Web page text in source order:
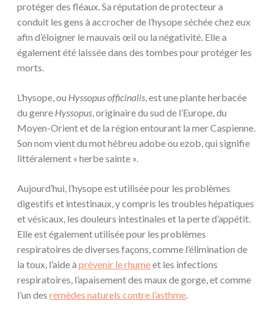
protéger des fléaux. Sa réputation de protecteur a
conduit les gens à accrocher de l’hysope séchée chez eux
afin d’éloigner le mauvais œil ou la négativité. Elle a
également été laissée dans des tombes pour protéger les
morts.
L’hysope, ou Hyssopus officinalis, est une plante herbacée
du genre Hyssopus, originaire du sud de l’Europe, du
Moyen-Orient et de la région entourant la mer Caspienne.
Son nom vient du mot hébreu adobe ou ezob, qui signifie
littéralement « herbe sainte ».
Aujourd’hui, l’hysope est utilisée pour les problèmes
digestifs et intestinaux, y compris les troubles hépatiques
et vésicaux, les douleurs intestinales et la perte d’appétit.
Elle est également utilisée pour les problèmes
respiratoires de diverses façons, comme l’élimination de
la toux, l’aide à prévenir le rhumeet les infections
respiratoires, l’apaisement des maux de gorge, et comme
l’un des remèdes naturels contre l’asthme.